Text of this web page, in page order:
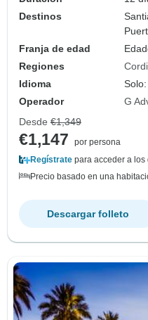
Destinos
Franja de edad
Regiones
Idioma
Operador
G
Desde €1,349
€1,147
por persona
Regístrate para acceder a los
Precio basado en una
Descargar folleto